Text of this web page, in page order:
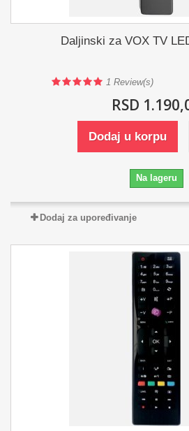
Daljinski za VOX TV
1 Review(s)
RSD
Dodaj u korpu
Na lageru
Dodaj za upoređivanje